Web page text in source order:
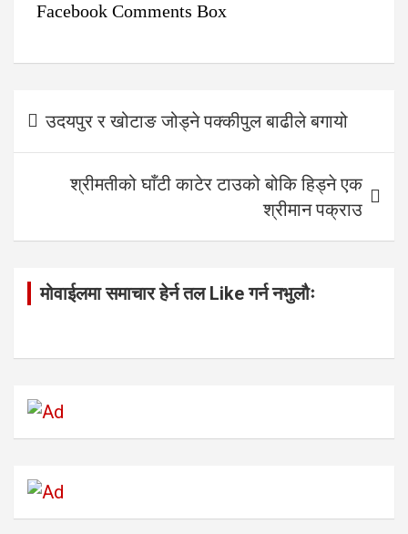
Facebook Comments Box
navigation
उदयपुर र खोटाङ जोड्ने पक्कीपुल बाढीले बगायो
श्रीमतीको घाँटी काटेर टाउको बोकि हिड्ने एक
श्रीमान पक्राउ
मोवाईलमा समाचार हेर्न तल Like गर्न नभुलौः